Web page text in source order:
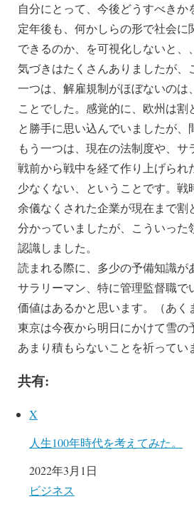
自分にとって、今後どうすべきか
定年後も、何かしらの形で社会
できるのか、を可視化しないと、
気づきはたくさんありましたが、
一つは、解雇規制がほぼないのは
ことでした。感覚的に、欧州は割
と勝手に思い込んでいましたが、
もう一つは、現在の法制度や、サ
戦前から戦中を経て作り上げら
少なくない、ということです。
余儀なくされた企業が現在まで
分かっていましたが、こういっ
認識しました。
読まれる際に、多少の予備知識が
サラリーマン、特に管理監督職
価値はあるかと思います。（あく
東京は今夜から明日にかけて雪の
あまり積もらないことを祈ってい
共有:
X
人生100年時代を考えてみた。
日付
2022年3月1日
関連理由
ビジネス